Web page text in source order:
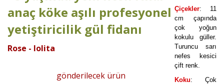
anaç köke aşılı profesyonel
yetiştiricilik gül fidanı
Rose - lolita
gönderilecek ürün
Çiçekler: 11
cm çapında
çok yoğun
kokulu güller.
Turuncu sarı
nefes kesici
çift renk.
Koku: Çok